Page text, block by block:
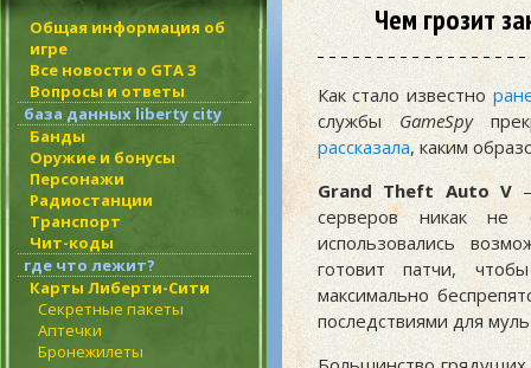
Общая информация об
игре
Все новости о GTA 3
Вопросы и ответы
база данных liberty city
Банды
Оружие и бонусы
Персонажи
Радиостанции
Транспорт
Чит-коды
где что лежит?
Карты Либерти-Сити
Секретные пакеты
Аптечки
Бронежилеты
Чем грозит
Как стало известно
службыGameSpy
рассказала, каким
Grand Theft Auto V—
серверов никак не
использовались
готовит патчи,
максимально
последствиями для